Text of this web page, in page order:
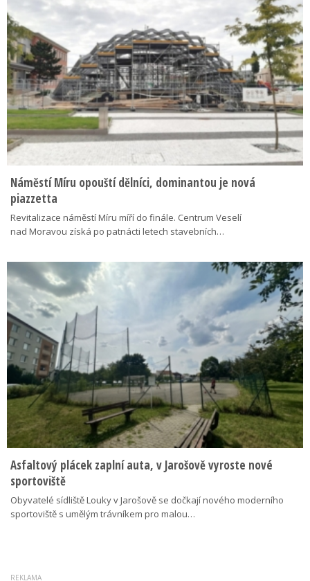
Náměstí Míru opouští dělníci, dominantou je nová
piazzetta
Revitalizace náměstí Míru míří do finále. Centrum Veselí
nad Moravou získá po patnácti letech stavebních…
Asfaltový plácek zaplní auta, v Jarošově vyroste nové
sportoviště
Obyvatelé sídliště Louky v Jarošově se dočkají nového moderního
sportoviště s umělým trávníkem pro malou…